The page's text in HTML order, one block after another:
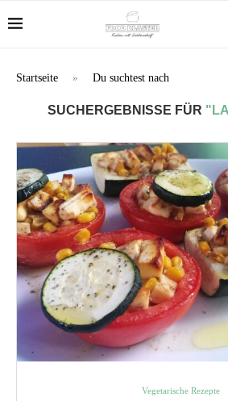
Startseite » Du suchtest nach
SUCHERGEBNISSE FÜR
Vegetarische Rezepte